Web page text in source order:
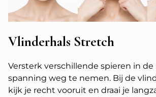
Vlinderhals Stretch
Versterk verschillende spieren in
spanning weg te nemen. Bij de
kijk je recht vooruit en draai je